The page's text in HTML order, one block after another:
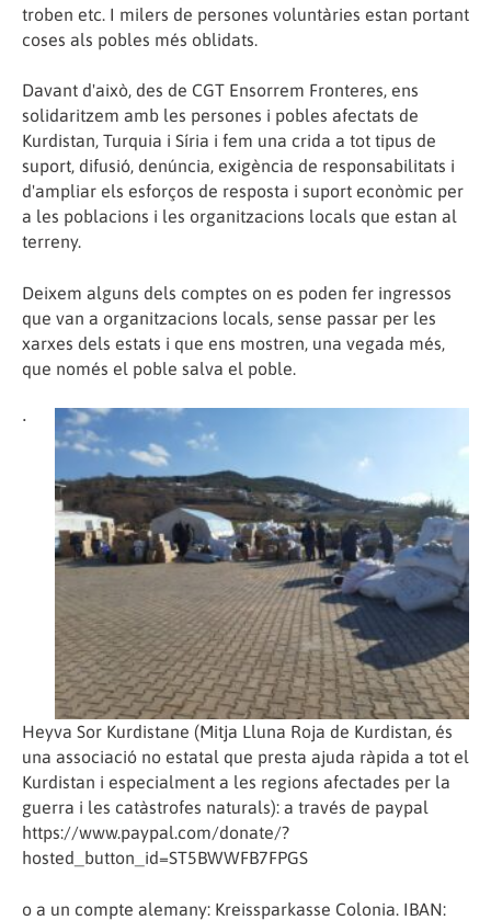
troben etc. I milers de persones voluntàries estan portant
coses als pobles més oblidats.
Davant d'això, des de CGT Ensorrem Fronteres, ens
solidaritzem amb les persones i pobles afectats de
Kurdistan, Turquia i Síria i fem una crida a tot tipus de
suport, difusió, denúncia, exigència de responsabilitats i
d'ampliar els esforços de resposta i suport econòmic per
a les poblacions i les organitzacions locals que estan al
terreny.
Deixem alguns dels comptes on es poden fer ingressos
que van a organitzacions locals, sense passar per les
xarxes dels estats i que ens mostren, una vegada més,
que només el poble salva el poble.
•
Heyva Sor Kurdistane (Mitja Lluna Roja de Kurdistan, és
una associació no estatal que presta ajuda ràpida a tot el
Kurdistan i especialment a les regions afectades per la
guerra i les catàstrofes naturals): a través de paypal
https://www.paypal.com/donate/?
hosted_button_id=ST5BWWFB7FPGS
o a un compte alemany: Kreissparkasse Colonia. IBAN: